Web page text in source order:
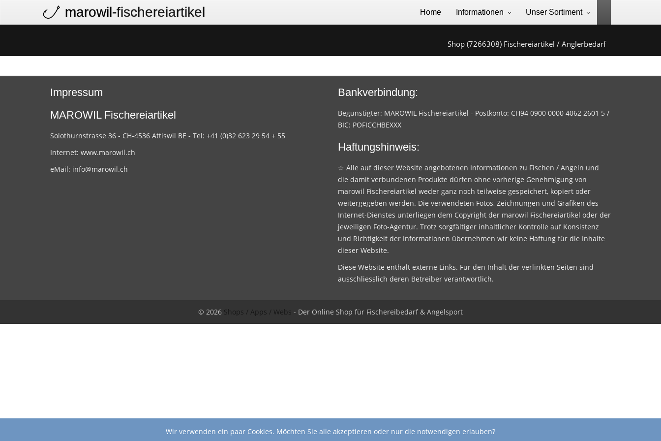
marowil-fischereiartikel Home Informationen Unser Sortiment
Shop (7266308) Fischereiartikel / Anglerbedarf
Impressum
MAROWIL Fischereiartikel
Solothurnstrasse 36 - CH-4536 Attiswil BE - Tel: +41 (0)32 623 29 54 + 55
Internet: www.marowil.ch
eMail: info@marowil.ch
Bankverbindung:
Begünstigter: MAROWIL Fischereiartikel - Postkonto: CH94 0900 0000 4062 2601 5 /
BIC: POFICCHBEXXX
Haftungshinweis:
☆ Alle auf dieser Website angebotenen Informationen zu Fischen / Angeln und
die damit verbundenen Produkte dürfen ohne vorherige Genehmigung von
marowil Fischereiartikel weder ganz noch teilweise gespeichert, kopiert oder
weitergegeben werden. Die verwendeten Fotos, Zeichnungen und Grafiken des
Internet-Dienstes unterliegen dem Copyright der marowil Fischereiartikel oder der
jeweiligen Foto-Agentur. Trotz sorgfältiger inhaltlicher Kontrolle auf Konsistenz
und Richtigkeit der Informationen übernehmen wir keine Haftung für die Inhalte
dieser Website.
Diese Website enthält externe Links. Für den Inhalt der verlinkten Seiten sind
ausschliesslich deren Betreiber verantwortlich.
© 2026 Shops / Apps / Webs - Der Online Shop für Fischereibedarf & Angelsport
Wir verwenden ein paar Cookies. Möchten Sie alle akzeptieren oder nur die notwendigen erlauben?